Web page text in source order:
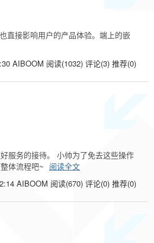
直接影响用户的产品体验。端上的嵌
AIBOOM 阅读(1032) 评论(3) 推荐(0)
服务的接待。 小帅为了免去这些操作
体流程吧~ 阅读全文
AIBOOM 阅读(670) 评论(0) 推荐(0)